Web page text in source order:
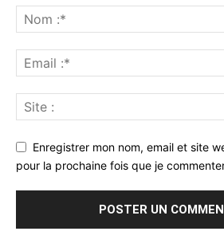
Enregistrer mon nom, email et site
pour la prochaine fois que je